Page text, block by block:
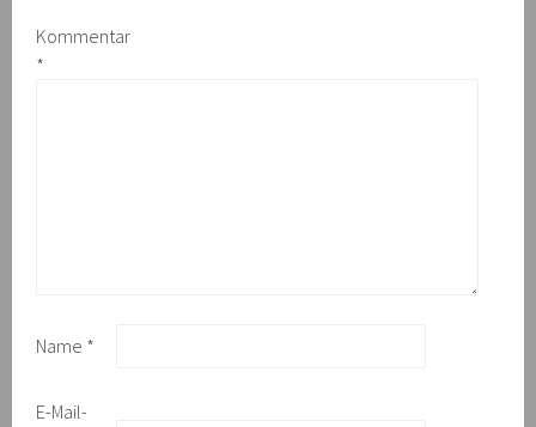
Kommentar
*
Name *
E-Mail-